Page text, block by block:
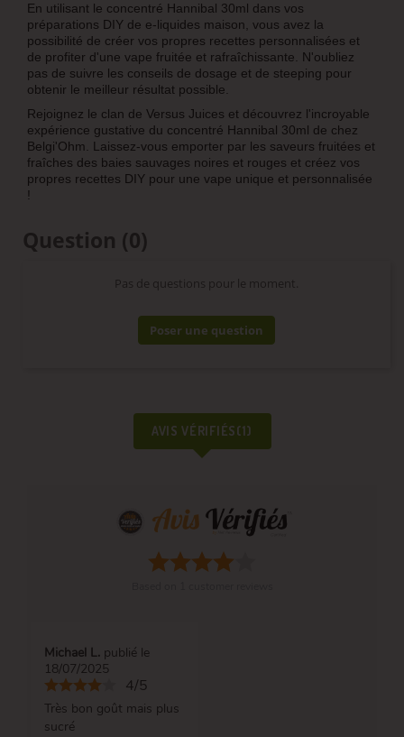
En utilisant le concentré Hannibal 30ml dans vos
préparations DIY de e-liquides maison, vous avez la
possibilité de créer vos propres recettes personnalisées et
de profiter d'une vape fruitée et rafraîchissante. N'oubliez
pas de suivre les conseils de dosage et de steeping pour
obtenir le meilleur résultat possible.
Rejoignez le clan de Versus Juices et découvrez l'incroyable
expérience gustative du concentré Hannibal 30ml de chez
Belgi'Ohm. Laissez-vous emporter par les saveurs fruitées et
fraîches des baies sauvages noires et rouges et créez vos
propres recettes DIY pour une vape unique et personnalisée
!
Question (0)
Pas de questions pour le moment.
Poser une question
AVIS VÉRIFIÉS(1)
Michael L. publié le
18/07/2025
4/5
Très bon goût mais plus
sucré